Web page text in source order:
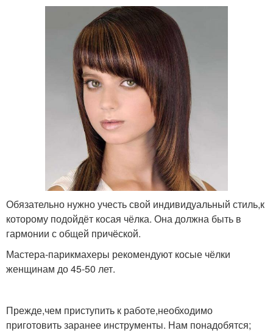
Обязательно нужно учесть свой индивидуальный стиль,к
которому подойдёт косая чёлка. Она должна быть в
гармонии с общей причёской.
Мастера-парикмахеры рекомендуют косые чёлки
женщинам до 45-50 лет.
Прежде,чем приступить к работе,необходимо
приготовить заранее инструменты. Нам понадобятся;